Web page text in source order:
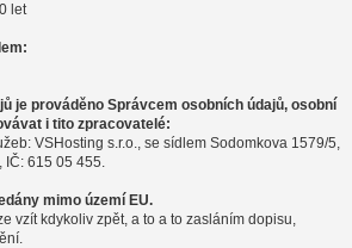
let
je prováděno Správcem osobních údajů, osobní
i tito zpracovatelé:
VSHosting s.r.o., se sídlem Sodomkova 1579/5,
IČ: 615 05 455.
mimo území EU.
vzít kdykoliv zpět, a to a to zasláním dopisu,